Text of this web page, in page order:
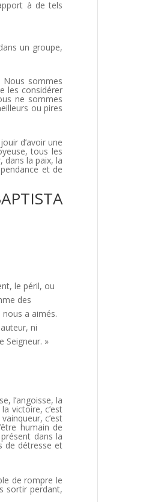
à de tels
un groupe,
Nous sommes
les considérer
ne sommes
ou pires
d’avoir une
tous les
dans la paix, la
et de
le péril, ou
des
a aimés.
ni
Seigneur. »
l’angoisse, la
victoire, c’est
c’est
humain de
dans la
de détresse et
de rompre le
sortir perdant,